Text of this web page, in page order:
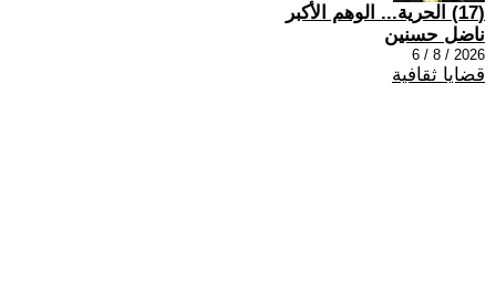
(17) الحرية... الوهم الأكبر
ناضل حسنين
2026 / 8 / 6
قضايا ثقافية